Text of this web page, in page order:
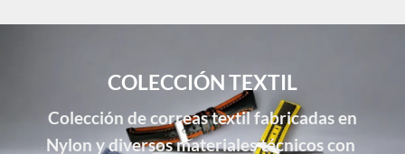
COLECCIÓN TEXTIL
Colección de correas textil fabricadas en
Nylon y diversos materiales técnicos con